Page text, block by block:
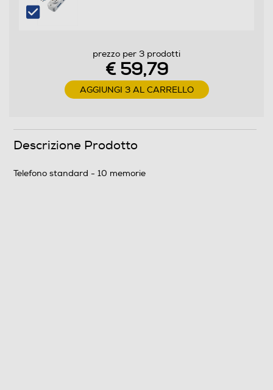
Larghezza-mm
0,28
Informazioni sulla sicurezza del prodotto
prezzo per 3 prodotti
€ 59,79
AGGIUNGI 3 AL CARRELLO
Descrizione Prodotto
Telefono standard - 10 memorie